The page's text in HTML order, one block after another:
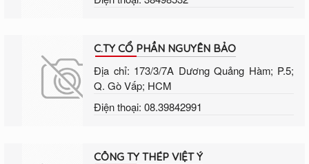
C.TY CỔ PHẦN NGUYÊN BẢO
Địa chỉ: 173/3/7A Dương Quảng Hàm; P.5;
Q. Gò Vấp; HCM
Điện thoại: 08.39842991
CÔNG TY THÉP VIỆT Ý